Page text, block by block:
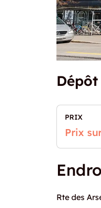
PRIX
Prix
Rte des